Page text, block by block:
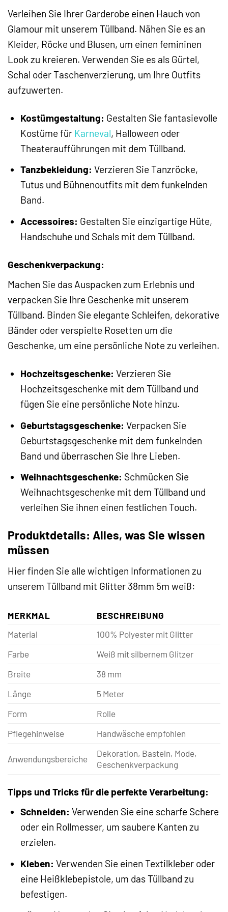
Verleihen Sie Ihrer Garderobe einen Hauch von
Glamour mit unserem Tüllband. Nähen Sie es an
Kleider, Röcke und Blusen, um einen femininen
Look zu kreieren. Verwenden Sie es als Gürtel,
Schal oder Taschenverzierung, um Ihre Outfits
aufzuwerten.
Kostümgestaltung: Gestalten Sie fantasievolle
Kostüme für Karneval, Halloween oder
Theateraufführungen mit dem Tüllband.
Tanzbekleidung: Verzieren Sie Tanzröcke,
Tutus und Bühnenoutfits mit dem funkelnden
Band.
Accessoires: Gestalten Sie einzigartige Hüte,
Handschuhe und Schals mit dem Tüllband.
Geschenkverpackung:
Machen Sie das Auspacken zum Erlebnis und
verpacken Sie Ihre Geschenke mit unserem
Tüllband. Binden Sie elegante Schleifen, dekorative
Bänder oder verspielte Rosetten um die
Geschenke, um eine persönliche Note zu verleihen.
Hochzeitsgeschenke: Verzieren Sie
Hochzeitsgeschenke mit dem Tüllband und
fügen Sie eine persönliche Note hinzu.
Geburtstagsgeschenke: Verpacken Sie
Geburtstagsgeschenke mit dem funkelnden
Band und überraschen Sie Ihre Lieben.
Weihnachtsgeschenke: Schmücken Sie
Weihnachtsgeschenke mit dem Tüllband und
verleihen Sie ihnen einen festlichen Touch.
Produktdetails: Alles, was Sie wissen
müssen
Hier finden Sie alle wichtigen Informationen zu
unserem Tüllband mit Glitter 38mm 5m weiß:
MERKMAL
BESCHREIBUNG
Material
100% Polyester mit Glitter
Farbe
Weiß mit silbernem Glitzer
Breite
38 mm
Länge
5 Meter
Form
Rolle
Pflegehinweise
Handwäsche empfohlen
Anwendungsbereiche
Dekoration, Basteln, Mode,
Geschenkverpackung
Tipps und Tricks für die perfekte Verarbeitung:
Schneiden: Verwenden Sie eine scharfe Schere
oder ein Rollmesser, um saubere Kanten zu
erzielen.
Kleben: Verwenden Sie einen Textilkleber oder
eine Heißklebepistole, um das Tüllband zu
befestigen.